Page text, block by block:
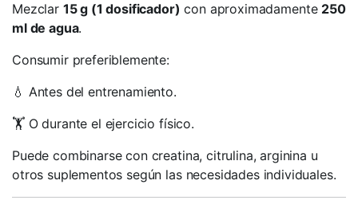
Mezclar 15 g (1 dosificador) con aproximadamente 250
ml de agua.
Consumir preferiblemente:
💧 Antes del entrenamiento.
🏋️ O durante el ejercicio físico.
Puede combinarse con creatina, citrulina, arginina u
otros suplementos según las necesidades individuales.